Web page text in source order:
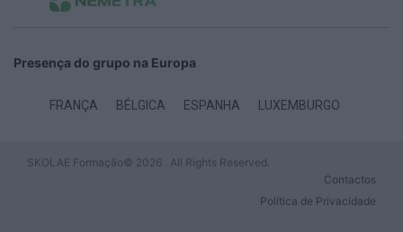
Presença do grupo na Europa
FRANÇA BÉLGICA ESPANHA LUXEMBURGO
SKOLAE Formação© 2026 . All Rights Reserved.
Contactos
Política de Privacidade